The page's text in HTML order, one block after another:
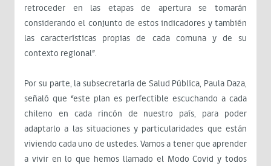
retroceder en las etapas de apertura se tomarán
considerando el conjunto de estos indicadores y también
las características propias de cada comuna y de su
contexto regional”.
Por su parte, la subsecretaria de Salud Pública, Paula Daza,
señaló que “este plan es perfectible escuchando a cada
chileno en cada rincón de nuestro país, para poder
adaptarlo a las situaciones y particularidades que están
viviendo cada uno de ustedes. Vamos a tener que aprender
a vivir en lo que hemos llamado el Modo Covid y todos